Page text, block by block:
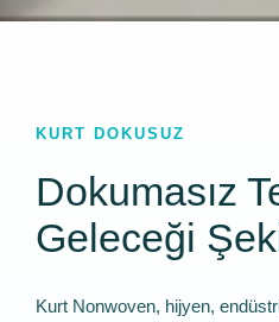
KURT DOKUSUZ
Dokumasız
Geleceği
Kurt Nonwoven, hijyen,